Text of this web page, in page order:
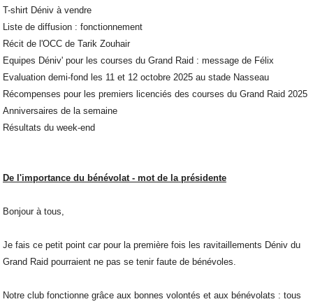
T-shirt Déniv à vendre
Liste de diffusion : fonctionnement
Récit de l'OCC de Tarik Zouhair
Equipes Déniv' pour les courses du Grand Raid : message de Félix
Evaluation demi-fond les 11 et 12 octobre 2025 au stade Nasseau
Récompenses pour les premiers licenciés des courses du Grand Raid 2025
Anniversaires de la semaine
Résultats du week-end
De l'importance du bénévolat - mot de la présidente
Bonjour à tous,
Je fais ce petit point car pour la première fois les ravitaillements Déniv du
Grand Raid pourraient ne pas se tenir faute de bénévoles.
Notre club fonctionne grâce aux bonnes volontés et aux bénévolats : tous